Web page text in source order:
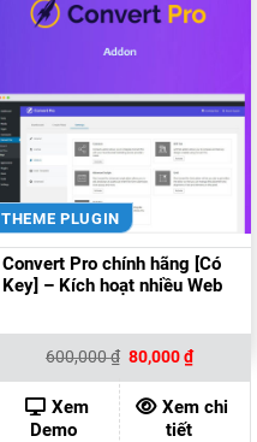
THEME PLUGIN
Convert Pro chính hãng [Có
Key] – Kích hoạt nhiều Web
600,000₫ Giá
gốc
là:
600,000 ₫.
80,000₫Giá
hiện
tại
là:
80,000
Xem
Demo
Xem chi
tiết